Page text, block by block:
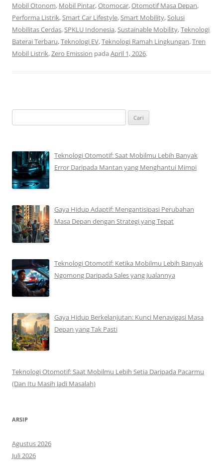
Mobil Otonom, Mobil Pintar,Otomocar,Otomotif Masa Depan,
Performa Listrik,Smart Car Lifestyle,Smart Mobility,Solusi
Mobilitas Cerdas,SPKLU Indonesia,Sustainable Mobility,Teknologi
Baterai Terbaru,Teknologi EV,Teknologi Ramah Lingkungan,Tren
Mobil Listrik,Zero Emission pada April 1, 2026.
untuk:
Teknologi Otomotif: Saat Mobilmu Lebih Banyak
Error Daripada Mantan yang Menghantui Mimpi
Gaya Hidup Adaptif: Mengantisipasi Perubahan
Masa Depan dengan Strategi yang Tepat
Teknologi Otomotif: Ketika Mobilmu Lebih Banyak
Ngomong Daripada Sales yang Jualannya
Gaya Hidup Berkelanjutan: Kunci Menavigasi Masa
Depan yang Tak Pasti
Teknologi Otomotif: Saat Mobilmu Lebih Setia Daripada Pacarmu
(Dan Itu Masih Jadi Masalah)
ARSIP
Agustus 2026
Juli 2026